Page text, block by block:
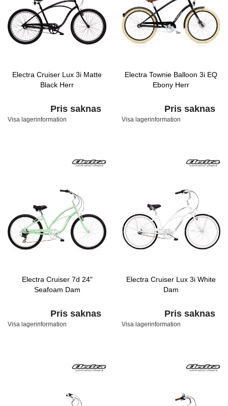
Electra Cruiser Lux 3i Matte
Black Herr
Pris saknas
Visa lagerinformation
Electra Townie Balloon 3i EQ
Ebony Herr
Pris saknas
Visa lagerinformation
Electra Cruiser 7d 24"
Seafoam Dam
Pris saknas
Visa lagerinformation
Electra Cruiser Lux 3i White
Dam
Pris saknas
Visa lagerinformation